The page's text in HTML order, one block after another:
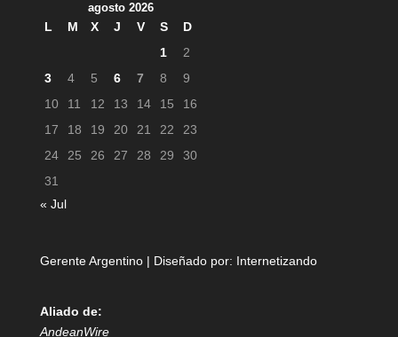
agosto 2026
L M X J V S
D
1
2
3
4 5 6 7 8
9
10
11 12 13 14 15
16
17
18 19 20 21 22
23
24
25 26 27 28 29
30
31
« Jul
Gerente Argentino | Diseñado por: Internetizando
Aliado de:
AndeanWire